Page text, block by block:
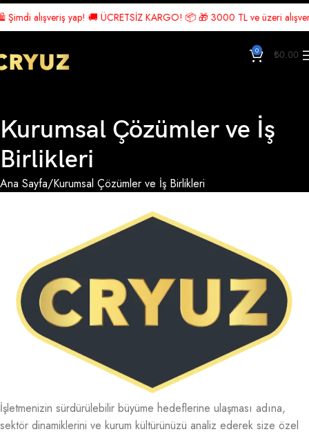
yap! 🚚 ÜCRETSİZ KARGO! 📦 🎁 3000 TL ve üzeri
0 ₺0.00
Kurumsal Çözümler ve İş
Birlikleri
Ana Sayfa Kurumsal Çözümler ve İş Birlikleri
İşletmenizin sürdürülebilir büyüme hedeflerine ulaşması adına,
sektör dinamiklerini ve kurum kültürünüzü analiz ederek size özel